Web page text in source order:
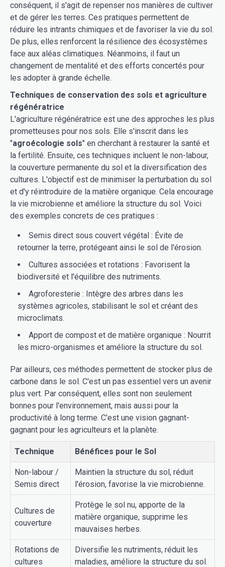
conséquent, il s'agit de repenser nos manières de cultiver
et de gérer les terres. Ces pratiques permettent de
réduire les intrants chimiques et de favoriser la vie du sol.
De plus, elles renforcent la résilience des écosystèmes
face aux aléas climatiques. Néanmoins, il faut un
changement de mentalité et des efforts concertés pour
les adopter à grande échelle.
Techniques de conservation des sols et agriculture
régénératrice
L'agriculture régénératrice est une des approches les plus
prometteuses pour nos sols. Elle s'inscrit dans les
"agroécologie sols" en cherchant à restaurer la santé et
la fertilité. Ensuite, ces techniques incluent le non-labour,
la couverture permanente du sol et la diversification des
cultures. L'objectif est de minimiser la perturbation du sol
et d'y réintroduire de la matière organique. Cela encourage
la vie microbienne et améliore la structure du sol. Voici
des exemples concrets de ces pratiques :
Semis direct sous couvert végétal : Évite de
retourner la terre, protégeant ainsi le sol de l'érosion.
Cultures associées et rotations : Favorisent la
biodiversité et l'équilibre des nutriments.
Agroforesterie : Intègre des arbres dans les
systèmes agricoles, stabilisant le sol et créant des
microclimats.
Apport de compost et de matière organique : Nourrit
les micro-organismes et améliore la structure du sol.
Par ailleurs, ces méthodes permettent de stocker plus de
carbone dans le sol. C'est un pas essentiel vers un avenir
plus vert. Par conséquent, elles sont non seulement
bonnes pour l'environnement, mais aussi pour la
productivité à long terme. C'est une vision gagnant-
gagnant pour les agriculteurs et la planète.
Technique Bénéfices pour le Sol
Non-labour /
Semis direct
Maintien la structure du sol, réduit
l'érosion, favorise la vie microbienne.
Cultures de
couverture
Protège le sol nu, apporte de la
matière organique, supprime les
mauvaises herbes.
Rotations de
cultures
Diversifie les nutriments, réduit les
maladies, améliore la structure du sol.